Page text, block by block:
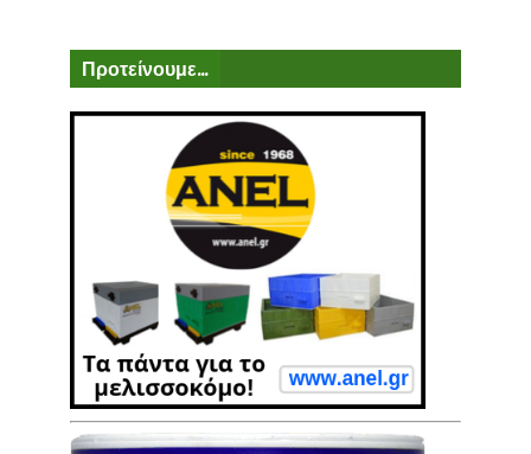
Προτείνουμε...